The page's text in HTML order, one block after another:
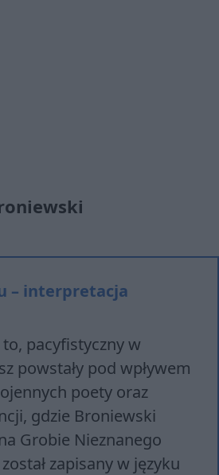
– interpretacja
pacyfistyczny w
powstały pod wpływem
poety oraz
gdzie Broniewski
Grobie Nieznanego
został zapisany w języku